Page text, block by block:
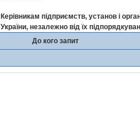
Керівникам підприємств, установ і
України, незалежно від їх
До кого запит